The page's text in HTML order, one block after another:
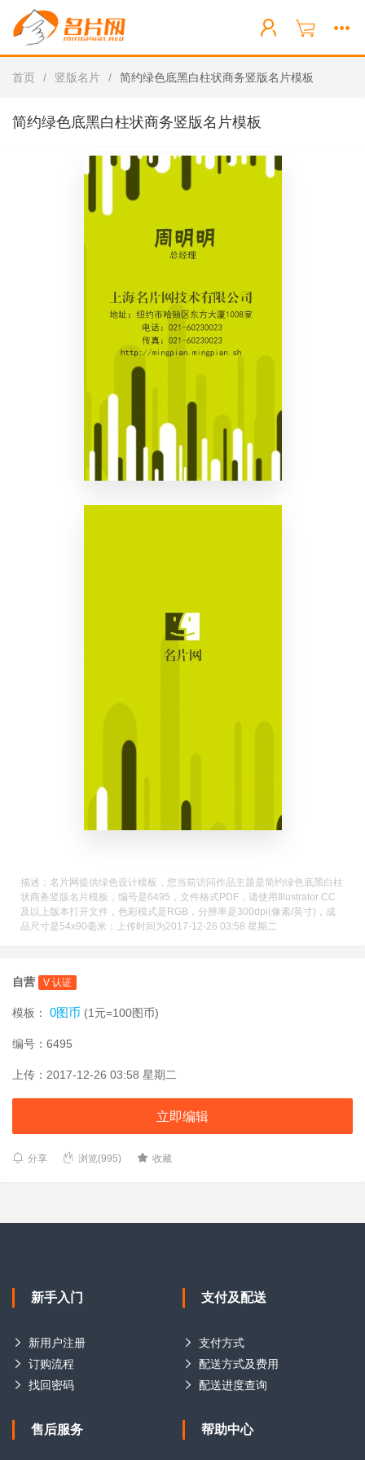
首页 / 竖版名片 / 简约绿色底黑白柱状商务竖版名片模板
简约绿色底黑白柱状商务竖版名片模板
描述：名片网提供绿色设计模板，您当前访问作品主题是简约绿色底黑白柱
状商务竖版名片模板，编号是6495，文件格式PDF，请使用Illustrator CC
及以上版本打开文件，色彩模式是RGB，分辨率是300dpi(像素/英寸)，成
品尺寸是54x90毫米；上传时间为2017-12-26 03:58 星期二
自营 V 认证
模板： 0图币 (1元=100图币)
编号：6495
上传：2017-12-26 03:58 星期二
立即编辑
分享 浏览(995) 收藏
新手入门
新用户注册
订购流程
找回密码
支付及配送
支付方式
配送方式及费用
配送进度查询
售后服务 帮助中心